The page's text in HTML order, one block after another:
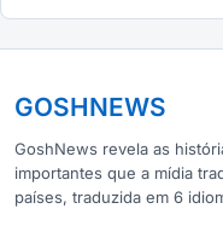
GOSHNEWS
GoshNews revela as
importantes que a mídia
países, traduzida em 6